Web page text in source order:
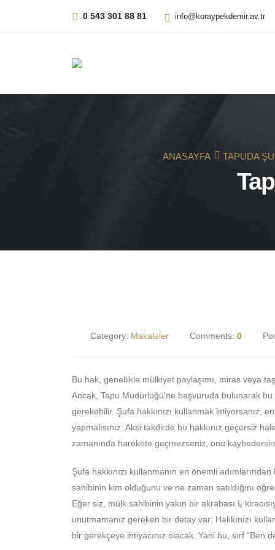
0 543 301 88 81 info@koraypekdemir.av.tr
ANASAYFA TAPUDA
Category: Makaleler Comments: 0
Bu hak, genellikle mülkiyet paylaşımı, miras veya
Ancak, Tapu Müdürlüğü'ne başvuruda bulunarak
gerekebilir. Şufa hakkınızı kullanmak istiyorsanız,
yapmalısınız. Aksi takdirde bu hakkınız geçersiz
zamanında harekete geçmezseniz, onu
Şufa hakkınızı kullanmanın en önemli
sahibinin kim olduğunu ve ne zaman satıldığını
Eğer siz, mülk sahibinin yakın bir akrabası یا kiracısıysanız, şufa hakkınızı kullanmak daha da kolay olacaktır. Fakat,
unutmamanız gereken bir detay var: Hakkınızı
bir gerekçeye ihtiyacınız olacak. Yani bu, sırf “Ben